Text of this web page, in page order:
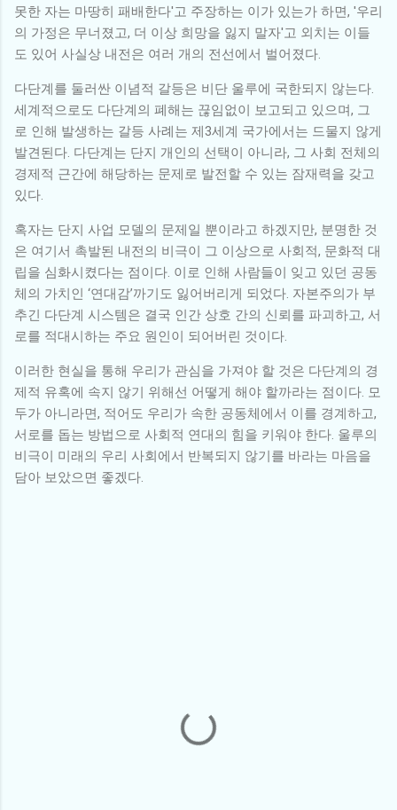
못한 자는 마땅히 패배한다'고 주장하는 이가 있는가 하면, '우리
의 가정은 무너졌고, 더 이상 희망을 잃지 말자'고 외치는 이들
도 있어 사실상 내전은 여러 개의 전선에서 벌어졌다.
다단계를 둘러싼 이념적 갈등은 비단 울루에 국한되지 않는다.
세계적으로도 다단계의 폐해는 끊임없이 보고되고 있으며, 그
로 인해 발생하는 갈등 사례는 제3세계 국가에서는 드물지 않게
발견된다. 다단계는 단지 개인의 선택이 아니라, 그 사회 전체의
경제적 근간에 해당하는 문제로 발전할 수 있는 잠재력을 갖고
있다.
혹자는 단지 사업 모델의 문제일 뿐이라고 하겠지만, 분명한 것
은 여기서 촉발된 내전의 비극이 그 이상으로 사회적, 문화적 대
립을 심화시켰다는 점이다. 이로 인해 사람들이 잊고 있던 공동
체의 가치인 ‘연대감’까기도 잃어버리게 되었다. 자본주의가 부
추긴 다단계 시스템은 결국 인간 상호 간의 신뢰를 파괴하고, 서
로를 적대시하는 주요 원인이 되어버린 것이다.
이러한 현실을 통해 우리가 관심을 가져야 할 것은 다단계의 경
제적 유혹에 속지 않기 위해선 어떻게 해야 할까라는 점이다. 모
두가 아니라면, 적어도 우리가 속한 공동체에서 이를 경계하고,
서로를 돕는 방법으로 사회적 연대의 힘을 키워야 한다. 울루의
비극이 미래의 우리 사회에서 반복되지 않기를 바라는 마음을
담아 보았으면 좋겠다.